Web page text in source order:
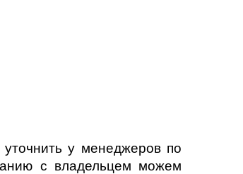
у менеджеров по
с владельцем можем